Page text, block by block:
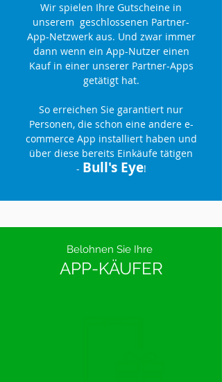
Wir spielen Ihre Gutscheine in
unserem geschlossenen Partner-
App-Netzwerk aus. Und zwar immer
dann wenn ein App-Nutzer einen
Kauf in einer unserer Partner-Apps
getätigt hat.
So erreichen Sie garantiert nur
Personen, die schon eine andere e-
commerce App installiert haben und
über diese bereits Einkäufe tätigen
- Bull's Eye!
Belohnen Sie Ihre
APP-KÄUFER